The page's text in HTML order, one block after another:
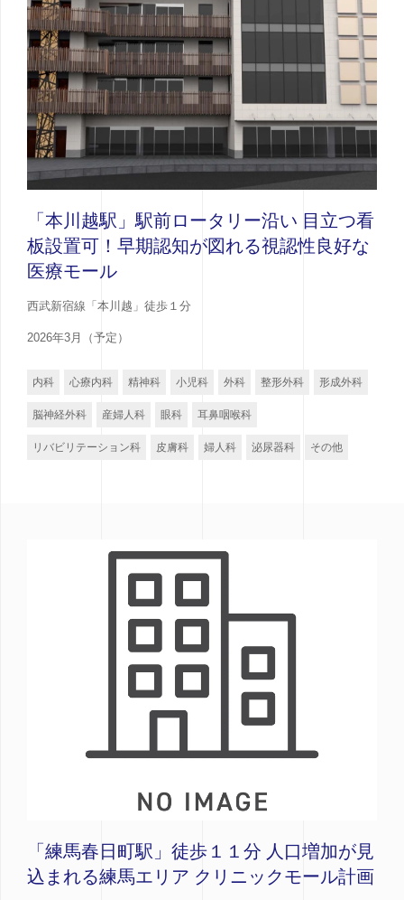
「本川越駅」駅前ロータリー沿い 目立つ看
板設置可！早期認知が図れる視認性良好な
医療モール
西武新宿線「本川越」徒歩１分
2026年3月（予定）
内科 心療内科 精神科 小児科 外科 整形外科 形成外科
脳神経外科 産婦人科 眼科 耳鼻咽喉科
リバビリテーション科 皮膚科 婦人科 泌尿器科 その他
「練馬春日町駅」徒歩１１分 人口増加が見
込まれる練馬エリア クリニックモール計画